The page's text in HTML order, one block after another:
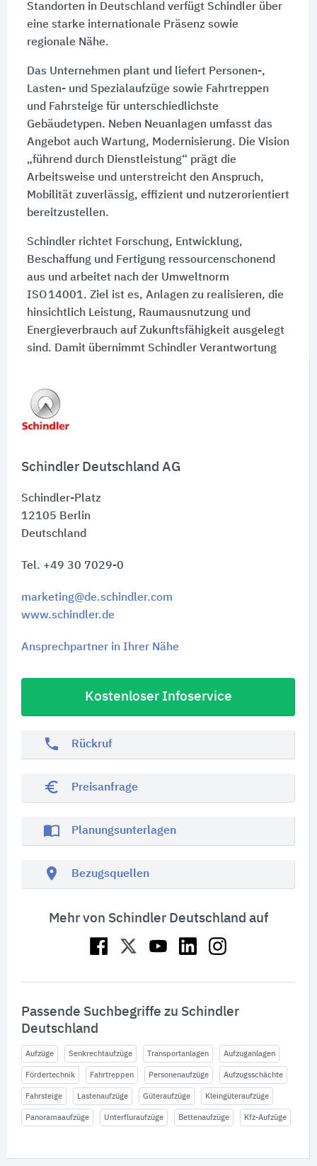
Schindler Deutschland AG
Schindler-Platz
12105 Berlin
Deutschland
Tel. +49 30 7029-0
marketing@de.schindler.com
www.schindler.de
Ansprechpartner in Ihrer Nähe
Kostenloser Infoservice
phone Rückruf
euro_symbol Preisanfrage
import_contacts Planungsunterlagen
location_on Bezugsquellen
Mehr von Schindler Deutschland auf
Passende Suchbegriffe zu Schindler
Deutschland
Aufzüge Senkrechtaufzüge Transportanlagen Aufzuganlagen
Fördertechnik Fahrtreppen Personenaufzüge Aufzugsschächte
Fahrsteige Lastenaufzüge Güteraufzüge Kleingüteraufzüge
Panoramaaufzüge Unterfluraufzüge Bettenaufzüge Kfz-Aufzüge
Standorten in Deutschland verfügt Schindler über
eine starke internationale Präsenz sowie
regionale Nähe.
Das Unternehmen plant und liefert Personen-,
Lasten- und Spezialaufzüge sowie Fahrtreppen
und Fahrsteige für unterschiedlichste
Gebäudetypen. Neben Neuanlagen umfasst das
Angebot auch Wartung, Modernisierung. Die Vision
„führend durch Dienstleistung“ prägt die
Arbeitsweise und unterstreicht den Anspruch,
Mobilität zuverlässig, effizient und nutzerorientiert
bereitzustellen.
Schindler richtet Forschung, Entwicklung,
Beschaffung und Fertigung ressourcenschonend
aus und arbeitet nach der Umweltnorm
ISO 14001. Ziel ist es, Anlagen zu realisieren, die
hinsichtlich Leistung, Raumausnutzung und
Energieverbrauch auf Zukunftsfähigkeit ausgelegt
sind. Damit übernimmt Schindler Verantwortung
weltweit.